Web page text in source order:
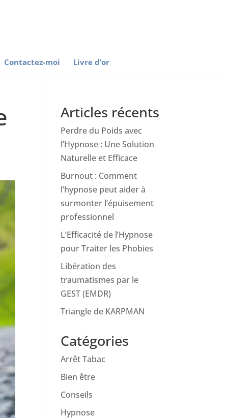
Contactez-moi Livre d’or
Articles récents
Perdre du Poids avec
l’Hypnose : Une Solution
Naturelle et Efficace
Burnout : Comment
l’hypnose peut aider à
surmonter l’épuisement
professionnel
L’Efficacité de l’Hypnose
pour Traiter les Phobies
Libération des
traumatismes par le
GEST (EMDR)
Triangle de KARPMAN
Catégories
Arrêt Tabac
Bien être
Conseils
Hypnose